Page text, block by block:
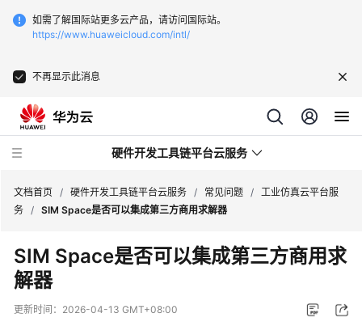
如需了解国际站更多云产品，请访问国际站。
https://www.huaweicloud.com/intl/
不再显示此消息
硬件开发工具链平台云服务
新
动
文档首页 / 硬件开发工具链平台云服务 / 常见问题 / 工业仿真云平台服
务 / SIM Space是否可以集成第三方商用求解器
SIM Space是否可以集成第三方商用求
解器
更新时间： 2026-04-13 GMT+08:00